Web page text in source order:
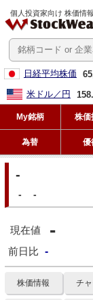
個人投資家向け 株価情
日経平均株価
米ドル／円
My銘柄 株価
為替 優
-
- -
現在値 -
前日比 -
株価情報 チャ